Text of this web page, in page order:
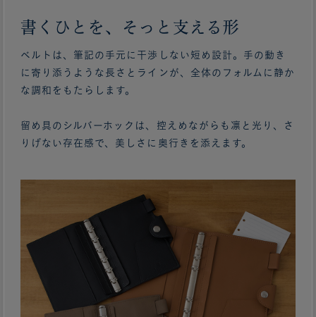
書くひとを、そっと支える形
ベルトは、筆記の手元に干渉しない短め設計。手の動き
に寄り添うような長さとラインが、全体のフォルムに静か
な調和をもたらします。
留め具のシルバーホックは、控えめながらも凛と光り、さ
りげない存在感で、美しさに奥行きを添えます。